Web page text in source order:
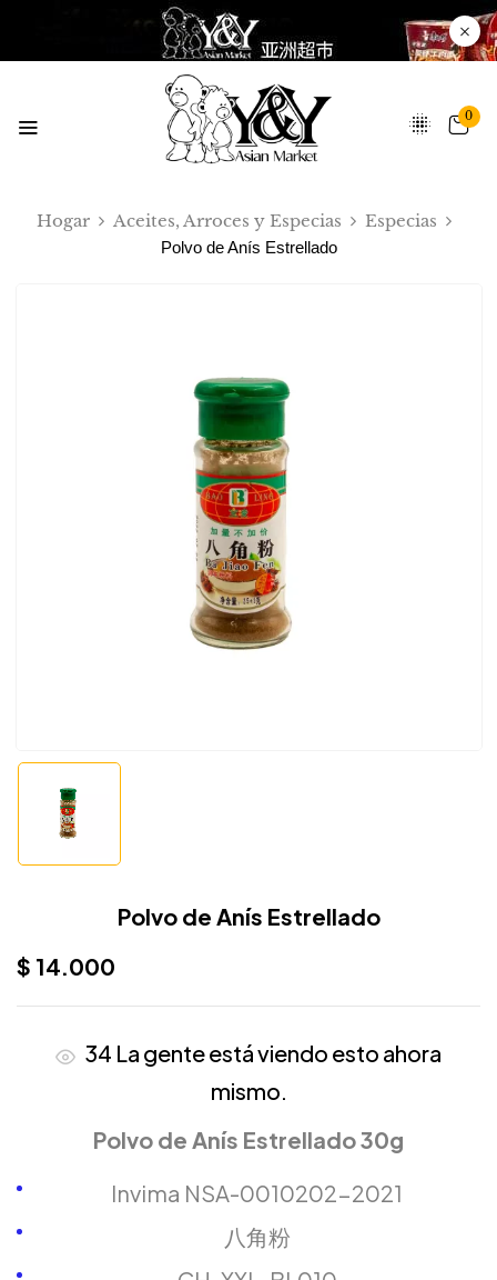
0
Hogar Aceites, Arroces y Especias Especias
Polvo de Anís Estrellado
Polvo de Anís Estrellado
$ 14.000
34 La gente está viendo esto ahora
mismo.
Polvo de Anís Estrellado 30g
Invima NSA-0010202-2021
八角粉